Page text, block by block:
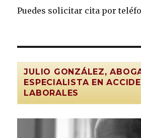
Puedes solicitar cita por
JULIO GONZÁLEZ,
ESPECIALISTA EN
LABORALES